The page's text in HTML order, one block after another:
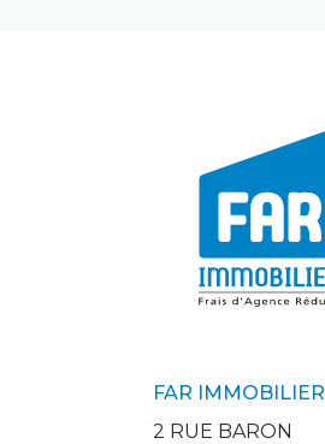
FAR IMMOBILIER
2 RUE BARON